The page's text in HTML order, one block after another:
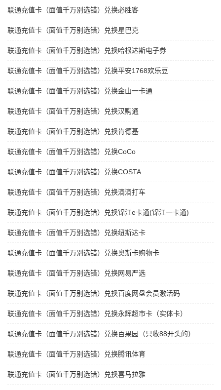
联通充值卡（面值千万别选错）兑换必胜客
联通充值卡（面值千万别选错）兑换星巴克
联通充值卡（面值千万别选错）兑换哈根达斯电子券
联通充值卡（面值千万别选错）兑换平安1768欢乐豆
联通充值卡（面值千万别选错）兑换金山一卡通
联通充值卡（面值千万别选错）兑换汉购通
联通充值卡（面值千万别选错）兑换肯德基
联通充值卡（面值千万别选错）兑换CoCo
联通充值卡（面值千万别选错）兑换COSTA
联通充值卡（面值千万别选错）兑换滴滴打车
联通充值卡（面值千万别选错）兑换锦江e卡通(锦江一卡通)
联通充值卡（面值千万别选错）兑换纽斯达卡
联通充值卡（面值千万别选错）兑换奥斯卡购物卡
联通充值卡（面值千万别选错）兑换网易严选
联通充值卡（面值千万别选错）兑换百度网盘会员激活码
联通充值卡（面值千万别选错）兑换永辉超市卡（实体卡）
联通充值卡（面值千万别选错）兑换百果园（只收88开头的）
联通充值卡（面值千万别选错）兑换腾讯体育
联通充值卡（面值千万别选错）兑换喜马拉雅